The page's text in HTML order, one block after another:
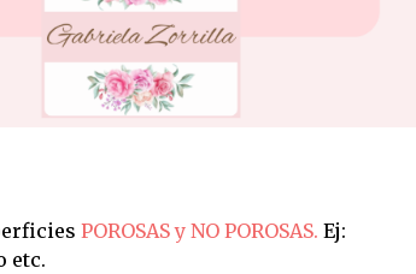
POROSAS y NO POROSAS. Ej:
etc.